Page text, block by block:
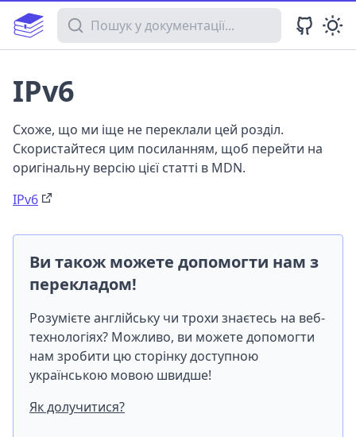
Пошук у документації
IPv6
Схоже, що ми іще не переклали цей розділ.
Скористайтеся цим посиланням, щоб перейти на
оригінальну версію цієї статті в MDN.
IPv6
Ви також можете допомогти нам з
перекладом!
Розумієте англійську чи трохи знаєтесь на веб-
технологіях? Можливо, ви можете допомогти
нам зробити цю сторінку доступною
українською мовою швидше!
Як долучитися?